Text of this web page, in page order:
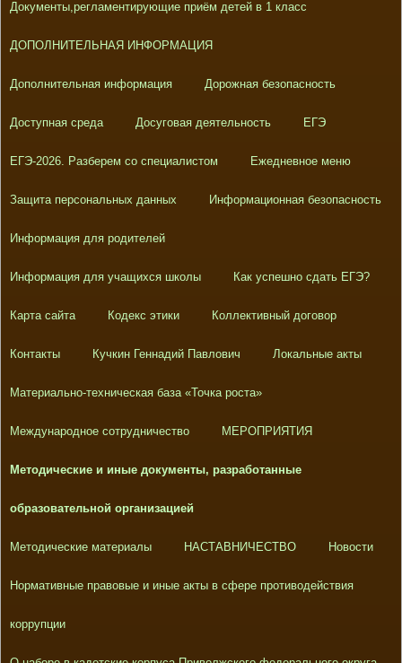
Документы,регламентирующие приём детей в 1 класс
ДОПОЛНИТЕЛЬНАЯ ИНФОРМАЦИЯ
Дополнительная информация Дорожная безопасность
Доступная среда Досуговая деятельность ЕГЭ
ЕГЭ-2026. Разберем со специалистом Ежедневное меню
Защита персональных данных Информационная безопасность
Информация для родителей
Информация для учащихся школы Как успешно сдать ЕГЭ?
Карта сайта Кодекс этики Коллективный договор
Контакты Кучкин Геннадий Павлович Локальные акты
Материально-техническая база «Точка роста»
Международное сотрудничество МЕРОПРИЯТИЯ
Методические и иные документы, разработанные
образовательной организацией
Методические материалы НАСТАВНИЧЕСТВО Новости
Нормативные правовые и иные акты в сфере противодействия
коррупции